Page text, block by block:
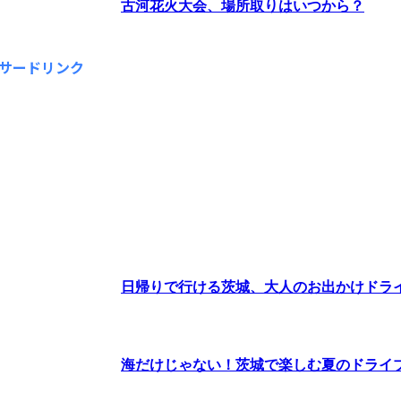
古河花火大会、場所取りはいつから？
ードリンク
日帰りで行ける茨城、大人のお出かけドラ
海だけじゃない！茨城で楽しむ夏のドライ